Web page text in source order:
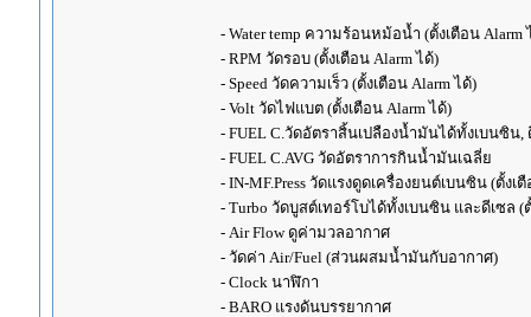
- Water temp ความร้อนหม้อน้ำ (ตั้งเตือน Alarm
- RPM วัดรอบ (ตั้งเตือน Alarm ได้)
- Speed วัดความเร็ว (ตั้งเตือน Alarm ได้)
- Volt วัดไฟแบต (ตั้งเตือน Alarm ได้)
- FUEL C.วัดอัตราสิ้นเปลืองน้ำมันได้ทั้งเบนซิน,
- FUEL C.AVG วัดอัตราการกินน้ำมันเฉลี่ย
- IN-MF.Press วัดแรงดูดเครื่องยนต์เบนซิน (ตั้งเ
- Turbo วัดบูสต์เทอร์โบได้ทั้งเบนซิน และดีเซล (
- Air Flow ดูค่ามวลอากาศ
- วัดค่า Air/Fuel (ส่วนผสมน้ำมันกับอากาศ)
- Clock นาฬิกา
- BARO แรงดันบรรยากาศ